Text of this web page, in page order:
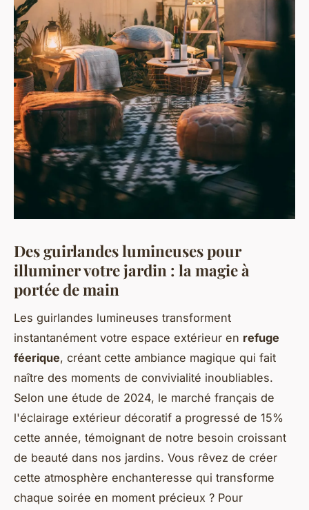
Des guirlandes lumineuses pour
illuminer votre jardin : la magie à
portée de main
Les guirlandes lumineuses transforment
instantanément votre espace extérieur en refuge
féerique, créant cette ambiance magique qui fait
naître des moments de convivialité inoubliables.
Selon une étude de 2024, le marché français de
l'éclairage extérieur décoratif a progressé de 15%
cette année, témoignant de notre besoin croissant
de beauté dans nos jardins. Vous rêvez de créer
cette atmosphère enchanteresse qui transforme
chaque soirée en moment précieux ? Pour